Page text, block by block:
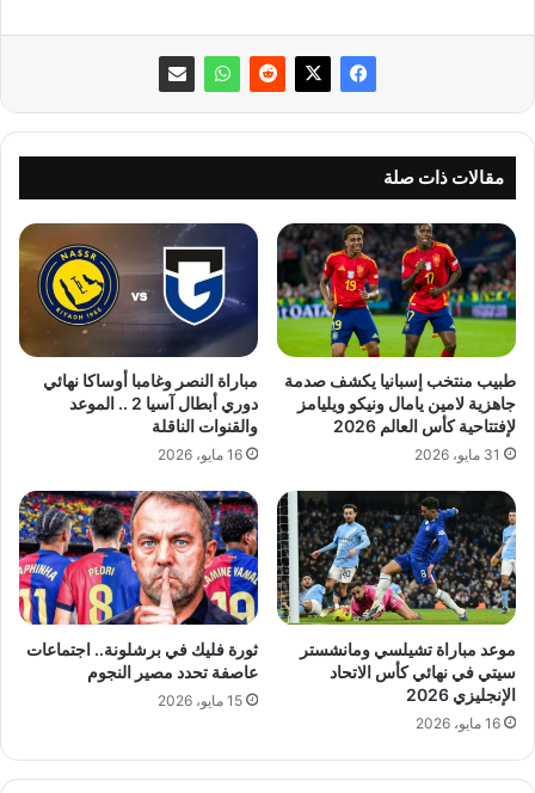
مقالات ذات صلة
طبيب منتخب إسبانيا يكشف صدمة
جاهزية لامين يامال ونيكو ويليامز
لإفتتاحية كأس العالم 2026
31 مايو، 2026
مباراة النصر وغامبا أوساكا نهائي
دوري أبطال آسيا 2 .. الموعد
والقنوات الناقلة
16 مايو، 2026
موعد مباراة تشيلسي ومانشستر
سيتي في نهائي كأس الاتحاد
الإنجليزي 2026
16 مايو، 2026
ثورة فليك في برشلونة.. اجتماعات
عاصفة تحدد مصير النجوم
15 مايو، 2026